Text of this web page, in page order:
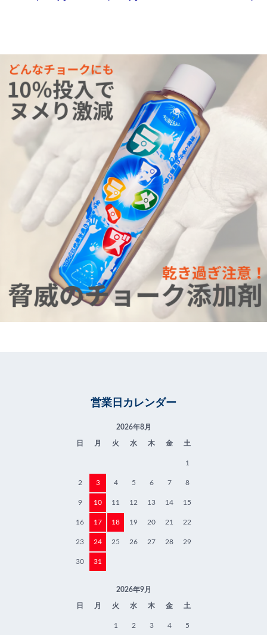
営業日カレンダー
2026年8月
日 月 火 水 木 金 土
1
2 3 4 5 6 7 8
9 10 11 12 13 14 15
16 17 18 19 20 21 22
23 24 25 26 27 28 29
30 31
2026年9月
日 月 火 水 木 金 土
1 2 3 4 5